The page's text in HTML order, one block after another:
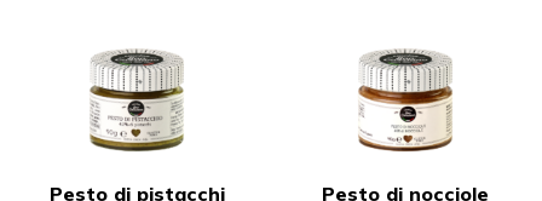
Pesto di pistacchi Pesto di nocciole